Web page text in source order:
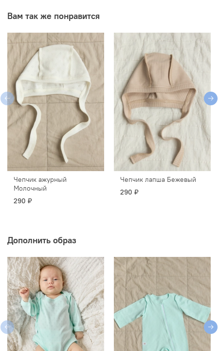
Вам так же понравится
Чепчик ажурный
Молочный
290 ₽
Чепчик лапша Бежевый
290 ₽
Дополнить образ